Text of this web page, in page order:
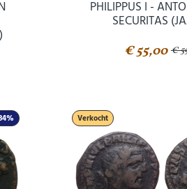
PHILIPPUS I -
SECURITAS
€ 55,00 €
Verkocht